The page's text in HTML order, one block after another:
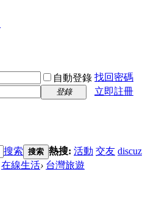
自動登錄 找回密碼
登錄
立即註冊
搜索 搜索 熱搜: 活動 交友 discuz
在線生活› 台灣旅遊